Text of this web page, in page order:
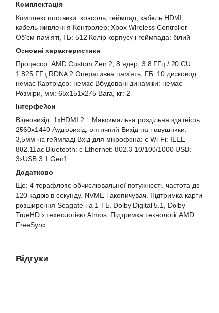
Комплектація
Комплект поставки: консоль, геймпад, кабель HDMI,
кабель живлення Контролер: Xbox Wireless Controller
Об'єм пам'яті, ГБ: 512 Колір корпусу і геймпада: білий
Основні характеристики
Процесор: AMD Custom Zen 2, 8 ядер, 3.8 ГГц / 20 CU
1.825 ГГц RDNA 2 Оперативна пам'ять, ГБ: 10 дисковод:
немає Картрідер: немає Вбудовані динаміки: немає
Розміри, мм: 65x151x275 Вага, кг: 2
Інтерфейси
Відеовихід: 1xHDMI 2.1 Максимальна роздільна здатність:
2560x1440 Аудіовихід: оптичний Вихід на навушники:
3,5мм на геймпаді Вхід для мікрофона: є Wi-Fi: IEEE
802.11ac Bluetooth: є Ethernet: 802.3 10/100/1000 USB:
3xUSB 3.1 Gen1
Додатково
Ще: 4 терафлопс обчислювальної потужності. частота до
120 кадрів в секунду. NVME накопичувач. Підтримка карти
розширення Seagate на 1 ТБ. Dolby Digital 5.1, Dolby
TrueHD з технологією Atmos. Підтримка технології AMD
FreeSync.
Відгуки